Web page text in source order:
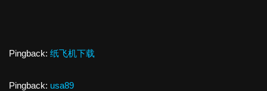
Pingback: 纸飞机下载
Pingback: usa89